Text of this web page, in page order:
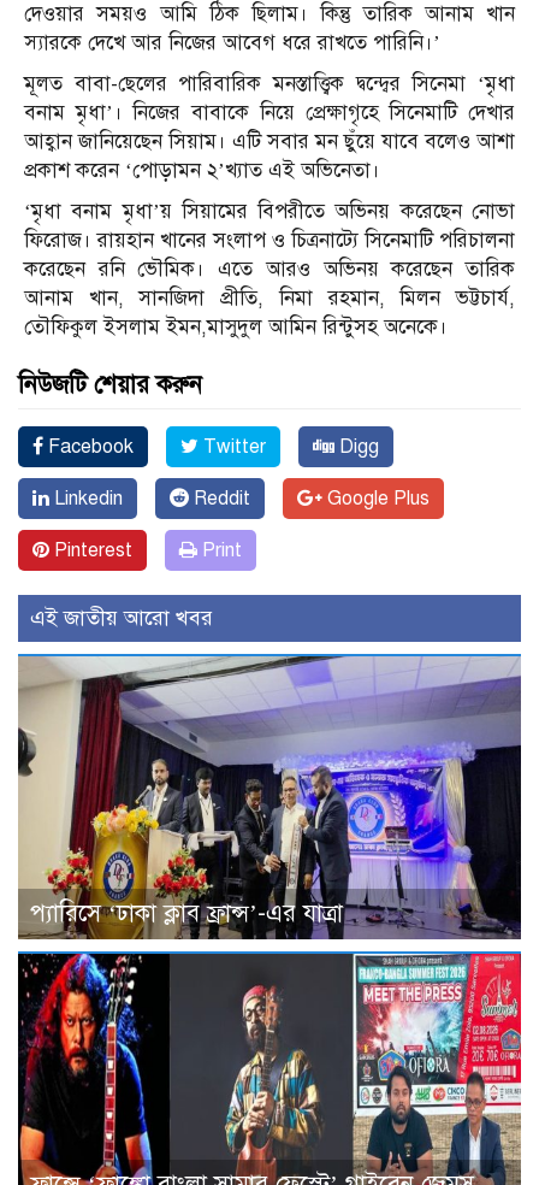
দেওয়ার সময়ও আমি ঠিক ছিলাম। কিন্তু তারিক আনাম খান
স্যারকে দেখে আর নিজের আবেগ ধরে রাখতে পারিনি।’
মূলত বাবা-ছেলের পারিবারিক মনস্তাত্ত্বিক দ্বন্দ্বের সিনেমা ‘মৃধা
বনাম মৃধা’। নিজের বাবাকে নিয়ে প্রেক্ষাগৃহে সিনেমাটি দেখার
আহ্বান জানিয়েছেন সিয়াম। এটি সবার মন ছুঁয়ে যাবে বলেও আশা
প্রকাশ করেন ‘পোড়ামন ২’খ্যাত এই অভিনেতা।
‘মৃধা বনাম মৃধা’য় সিয়ামের বিপরীতে অভিনয় করেছেন নোভা
ফিরোজ। রায়হান খানের সংলাপ ও চিত্রনাট্যে সিনেমাটি পরিচালনা
করেছেন রনি ভৌমিক। এতে আরও অভিনয় করেছেন তারিক
আনাম খান, সানজিদা প্রীতি, নিমা রহমান, মিলন ভট্টচার্য,
তৌফিকুল ইসলাম ইমন,মাসুদুল আমিন রিন্টুসহ অনেকে।
নিউজটি শেয়ার করুন
Facebook Twitter Digg
Linkedin Reddit Google Plus
Pinterest Print
এই জাতীয় আরো খবর
প্যারিসে ‘ঢাকা ক্লাব ফ্রান্স’-এর যাত্রা